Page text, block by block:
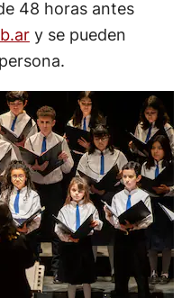
48 horas antes
y se pueden